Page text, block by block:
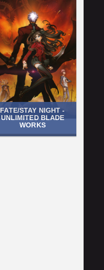
FATE/STAY NIGHT -
UNLIMITED BLADE
WORKS